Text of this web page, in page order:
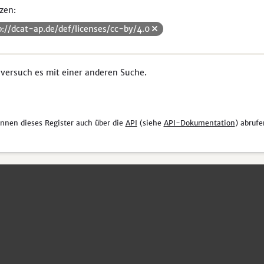
dcat-ap.de/def/licenses/cc-by/4.0
es mit einer anderen Suche.
dieses Register auch über die API (siehe API-Dokumentation)